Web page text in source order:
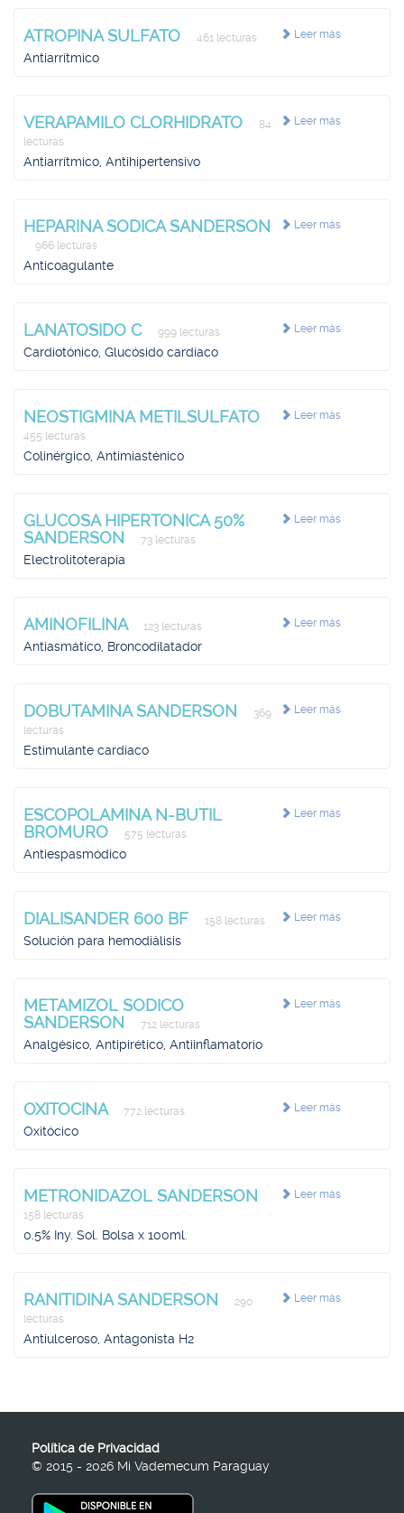
Leer más
ATROPINA SULFATO 461 lecturas
Antiarrítmico
Leer más
VERAPAMILO CLORHIDRATO
84
lecturas
Antiarrítmico, Antihipertensivo
Leer más
HEPARINA SODICA SANDERSON
966 lecturas
Anticoagulante
Leer más
LANATOSIDO C 999 lecturas
Cardiotónico, Glucósido cardíaco
Leer más
NEOSTIGMINA METILSULFATO
455 lecturas
Colinérgico, Antimiasténico
Leer más
GLUCOSA HIPERTONICA 50%
SANDERSON
73 lecturas
Electrolitoterapia
Leer más
AMINOFILINA 123 lecturas
Antiasmático, Broncodilatador
Leer más
DOBUTAMINA SANDERSON
369
lecturas
Estimulante cardíaco
Leer más
ESCOPOLAMINA N-BUTIL
BROMURO
575 lecturas
Antiespasmódico
Leer más
DIALISANDER 600 BF 158 lecturas
Solución para hemodiálisis
Leer más
METAMIZOL SODICO
SANDERSON
712 lecturas
Analgésico, Antipirético, Antiinflamatorio
Leer más
OXITOCINA 772 lecturas
Oxitócico
Leer más
METRONIDAZOL SANDERSON
158 lecturas
0.5% Iny. Sol. Bolsa x 100ml.
Leer más
RANITIDINA SANDERSON
290
lecturas
Antiulceroso, Antagonista H2
Política de Privacidad
© 2015 - 2026 Mi Vademecum Paraguay